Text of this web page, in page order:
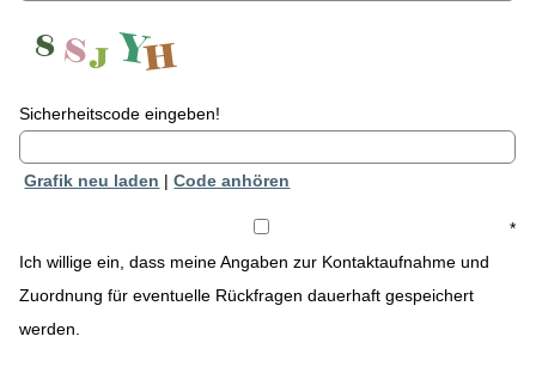
Sicherheitscode eingeben!
Grafik neu laden |Code anhören
*
Ich willige ein, dass meine Angaben zur Kontaktaufnahme und
Zuordnung für eventuelle Rückfragen dauerhaft gespeichert
werden.